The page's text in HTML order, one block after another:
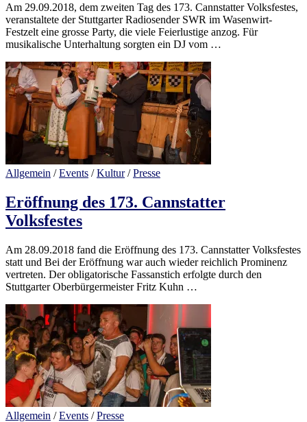
Am 29.09.2018, dem zweiten Tag des 173. Cannstatter Volksfestes,
veranstaltete der Stuttgarter Radiosender SWR im Wasenwirt-
Festzelt eine grosse Party, die viele Feierlustige anzog. Für
musikalische Unterhaltung sorgten ein DJ vom …
Allgemein /Events /Kultur/Presse
Eröffnung des 173. Cannstatter
Volksfestes
Am 28.09.2018 fand die Eröffnung des 173. Cannstatter Volksfestes
statt und Bei der Eröffnung war auch wieder reichlich Prominenz
vertreten. Der obligatorische Fassanstich erfolgte durch den
Stuttgarter Oberbürgermeister Fritz Kuhn …
Allgemein /Events /Presse